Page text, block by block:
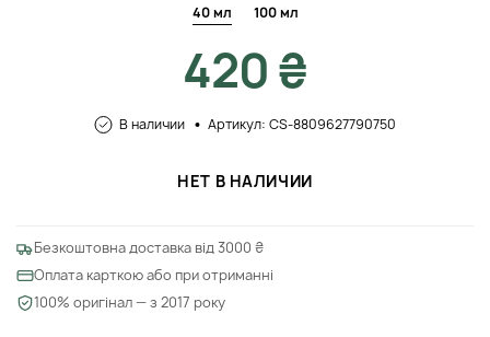
40 мл 100 мл
420 ₴
В наличии Артикул: CS-8809627790750
НЕТ В НАЛИЧИИ
Безкоштовна доставка від 3000 ₴
Оплата карткою або при отриманні
100% оригінал — з 2017 року